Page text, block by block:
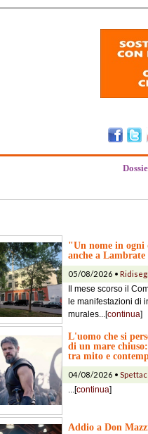
"Un nome in
anche a Lambrate
05/08/2026 •
Il mese scorso il
le manifestazioni di
murales...[continua]
L'uomo che si
di un mare
tra mito e
04/08/2026 •
...[continua]
Addio a Don